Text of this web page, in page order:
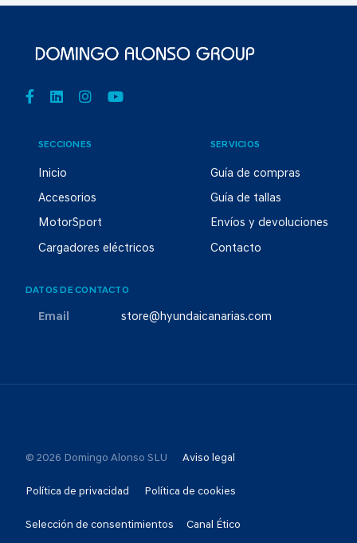
SECCIONES
Inicio
Accesorios
MotorSport
Cargadores eléctricos
SERVICIOS
Guía de compras
Guía de tallas
Envíos y devoluciones
Contacto
DATOS DE CONTACTO
Email store@hyundaicanarias.com
© 2026 Domingo Alonso SLU Aviso legal
Política de privacidad Política de cookies
Selección de consentimientos Canal Ético